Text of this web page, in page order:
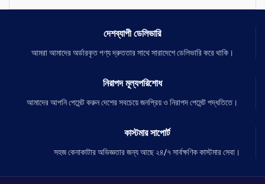
দেশব্যাপী ডেলিভারি
আমরা আমাদের অর্ডারকৃত পণ্য দ্রুততার সাথে সারাদেশে ডেলিভারি করে থাকি।
নিরাপদ মূল্যপরিশোধ
আমাদের আপনি পেমেন্ট করুন দেশের সবচেয়ে জনপ্রিয় ও নিরাপদ পেমেন্ট পদ্ধতিতে।
কাস্টমার সাপোর্ট
সহজ কেনাকাটার অভিজ্ঞতার জন্য আছে ২৪/৭ সার্বক্ষণিক কাস্টমার সেবা।